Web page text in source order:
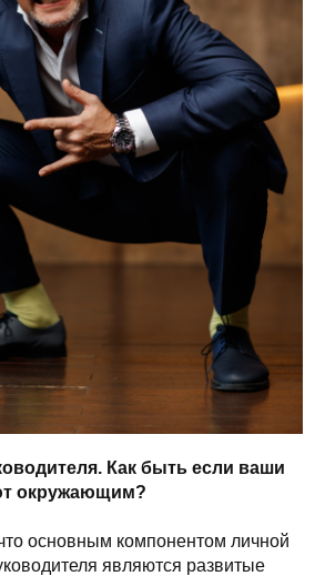
Как быть если ваши
окружающим?
основным компонентом личной
являются развитые